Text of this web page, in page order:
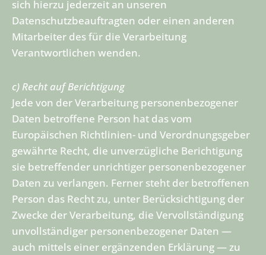
sich hierzu jederzeit an unseren
Datenschutzbeauftragten oder einen anderen
Mitarbeiter des für die Verarbeitung
Verantwortlichen wenden.
c) Recht auf Berichtigung
Jede von der Verarbeitung personenbezogener
Daten betroffene Person hat das vom
Europäischen Richtlinien- und Verordnungsgeber
gewährte Recht, die unverzügliche Berichtigung
sie betreffender unrichtiger personenbezogener
Daten zu verlangen. Ferner steht der betroffenen
Person das Recht zu, unter Berücksichtigung der
Zwecke der Verarbeitung, die Vervollständigung
unvollständiger personenbezogener Daten —
auch mittels einer ergänzenden Erklärung — zu